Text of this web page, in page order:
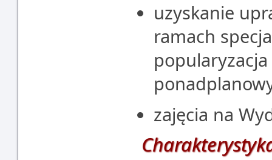
uzyskanie
ramach
zajęcia na